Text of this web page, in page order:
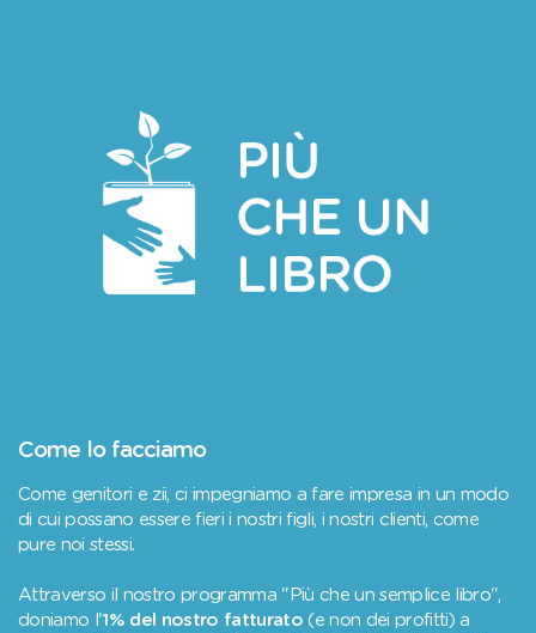
Come lo facciamo
Come genitori e zii, ci impegniamo a fare impresa in un modo
di cui possano essere fieri i nostri figli, i nostri clienti, come
pure noi stessi.
Attraverso il nostro programma "Più che un semplice libro",
doniamo l'1% del nostro fatturato (e non dei profitti) a